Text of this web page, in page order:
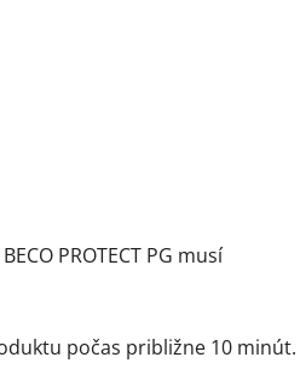
PROTECT PG musí
počas približne 10 minút.